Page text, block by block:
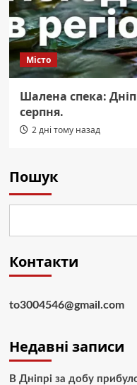
Місто
Шалена спека:
серпня.
2 дні тому назад
Пошук
Контакти
to3004546@gmail.com
Недавні записи
В Дніпрі за добу